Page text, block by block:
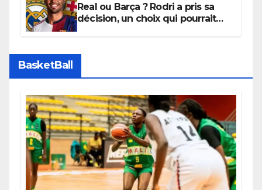
Real ou Barça ? Rodri a pris sa
décision, un choix qui pourrait
BasketBall